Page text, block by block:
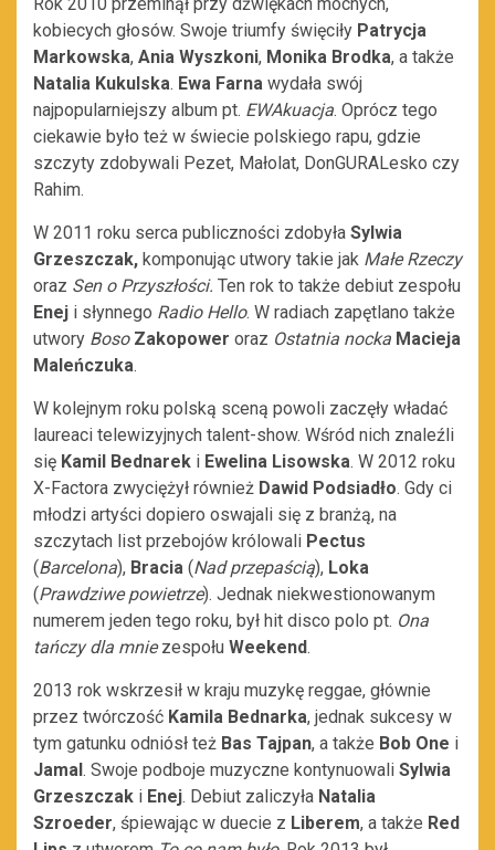
Rok 2010 przeminął przy dźwiękach mocnych,
kobiecych głosów. Swoje triumfy święciły Patrycja
Markowska, Ania Wyszkoni, Monika Brodka, a także
Natalia Kukulska. Ewa Farna wydała swój
najpopularniejszy album pt. EWAkuacja. Oprócz tego
ciekawie było też w świecie polskiego rapu, gdzie
szczyty zdobywali Pezet, Małolat, DonGURALesko czy
Rahim.
W 2011 roku serca publiczności zdobyła Sylwia
Grzeszczak, komponując utwory takie jak Małe Rzeczy
oraz Sen o Przyszłości. Ten rok to także debiut zespołu
Enej i słynnego Radio Hello. W radiach zapętlano także
utwory Boso Zakopower oraz Ostatnia nocka Macieja
Maleńczuka.
W kolejnym roku polską sceną powoli zaczęły władać
laureaci telewizyjnych talent-show. Wśród nich znaleźli
się Kamil Bednarek i Ewelina Lisowska. W 2012 roku
X-Factora zwyciężył również Dawid Podsiadło. Gdy ci
młodzi artyści dopiero oswajali się z branżą, na
szczytach list przebojów królowali Pectus
(Barcelona), Bracia (Nad przepaścią), Loka
(Prawdziwe powietrze). Jednak niekwestionowanym
numerem jeden tego roku, był hit disco polo pt. Ona
tańczy dla mniezespołu Weekend.
2013 rok wskrzesił w kraju muzykę reggae, głównie
przez twórczość Kamila Bednarka, jednak sukcesy w
tym gatunku odniósł też Bas Tajpan, a także Bob One i
Jamal . Swoje podboje muzyczne kontynuowali Sylwia
Grzeszczak i Enej. Debiut zaliczyła Natalia
Szroeder, śpiewając w duecie z Liberem, a także Red